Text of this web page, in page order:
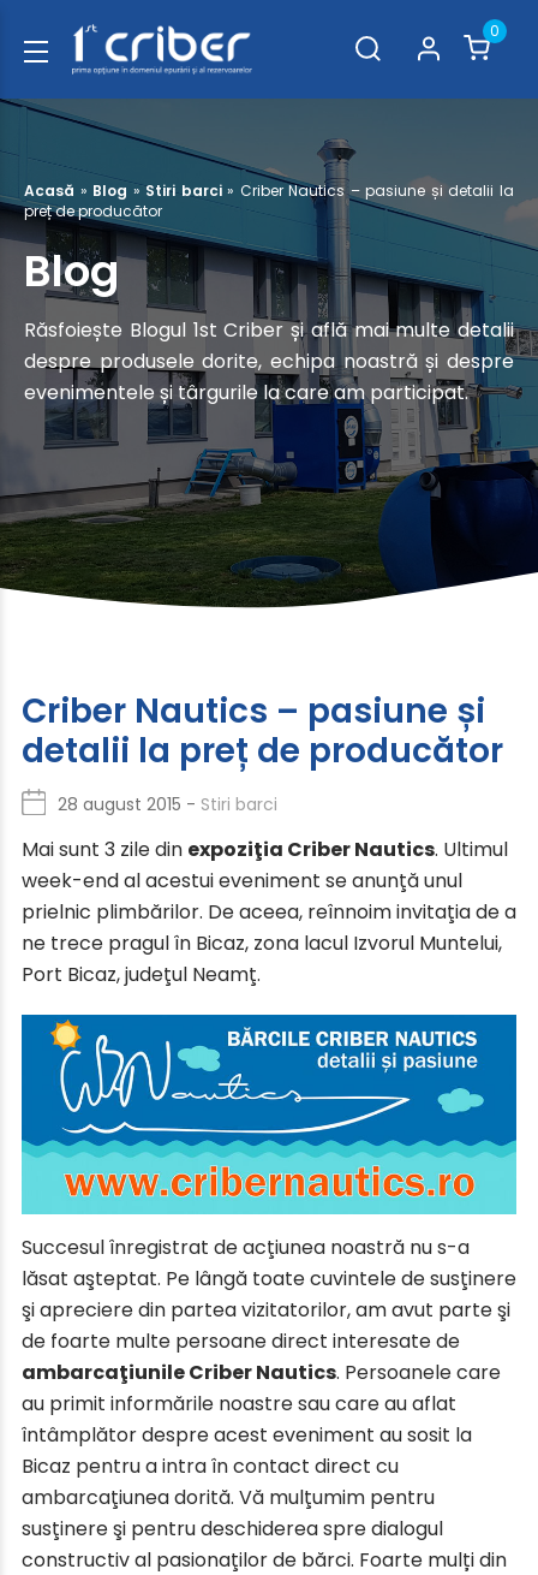
0
Acasă » Blog »Stiri barci» Criber Nautics – pasiune și detalii la
preț de producător
Blog
Răsfoiește Blogul 1st Criber și află mai multe detalii
despre produsele dorite, echipa noastră și despre
evenimentele și târgurile la care am participat.
Criber Nautics – pasiune și
detalii la preț de producător
28 august 2015 - Stiri barci
Mai sunt 3 zile din expoziţia Criber Nautics. Ultimul
week-end al acestui eveniment se anunţă unul
prielnic plimbărilor. De aceea, reînnoim invitaţia de a
ne trece pragul în Bicaz, zona lacul Izvorul Muntelui,
Port Bicaz, judeţul Neamţ.
Succesul înregistrat de acţiunea noastră nu s-a
lăsat aşteptat. Pe lângă toate cuvintele de susţinere
şi apreciere din partea vizitatorilor, am avut parte şi
de foarte multe persoane direct interesate de
ambarcaţiunile Criber Nautics. Persoanele care
au primit informările noastre sau care au aflat
întâmplător despre acest eveniment au sosit la
Bicaz pentru a intra în contact direct cu
ambarcaţiunea dorită. Vă mulţumim pentru
susţinere şi pentru deschiderea spre dialogul
constructiv al pasionaţilor de bărci. Foarte mulți din